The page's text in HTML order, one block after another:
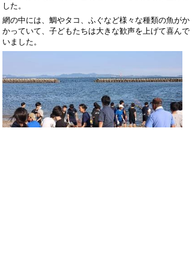
した。
網の中には、鯛やタコ、ふぐなど様々な種類の魚がか
かっていて、子どもたちは大きな歓声を上げて喜んで
いました。